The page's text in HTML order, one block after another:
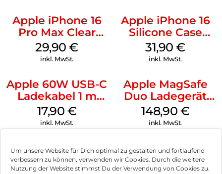
Um unsere Website für Dich optimal zu gestalten und fortlaufend
verbessern zu können, verwenden wir Cookies. Durch die weitere
Nutzung der Website stimmst Du der Verwendung von Cookies zu.
Apple iPhone 16
Pro Max Clear
Case MagSafe
Transparent
29,90€
inkl. MwSt.
Apple iPhone 16
Silicone Case
MagSafe Fuchsia
31,90€
inkl. MwSt.
Apple 60W USB-C
Ladekabel 1 m
Weiß
17,90 €
inkl. MwSt.
Apple MagSafe
Duo Ladegerät
Weiß
148,90 €
inkl. MwSt.